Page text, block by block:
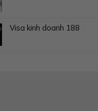
Visa kinh doanh 188